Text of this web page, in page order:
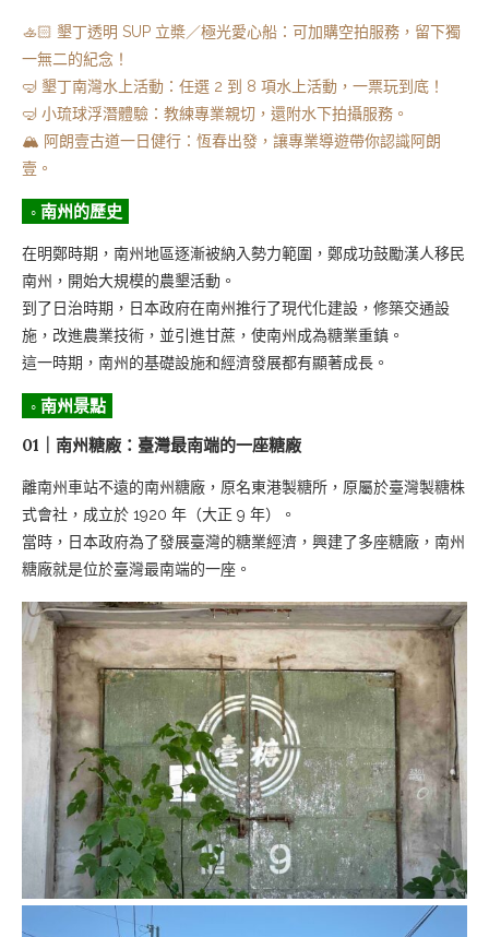
🚣🏻 墾丁透明 SUP 立槳／極光愛心船：可加購空拍服務，留下獨
一無二的紀念！
🤿 墾丁南灣水上活動：任選 2 到 8 項水上活動，一票玩到底！
🤿 小琉球浮潛體驗：教練專業親切，還附水下拍攝服務。
🏔️ 阿朗壹古道一日健行：恆春出發，讓專業導遊帶你認識阿朗
壹。
◦ 南州的歷史
在明鄭時期，南州地區逐漸被納入勢力範圍，鄭成功鼓勵漢人移民
南州，開始大規模的農墾活動。
到了日治時期，日本政府在南州推行了現代化建設，修築交通設
施，改進農業技術，並引進甘蔗，使南州成為糖業重鎮。
這一時期，南州的基礎設施和經濟發展都有顯著成長。
◦ 南州景點
01｜南州糖廠：臺灣最南端的一座糖廠
離南州車站不遠的南州糖廠，原名東港製糖所，原屬於臺灣製糖株
式會社，成立於 1920 年（大正 9 年）。
當時，日本政府為了發展臺灣的糖業經濟，興建了多座糖廠，南州
糖廠就是位於臺灣最南端的一座。